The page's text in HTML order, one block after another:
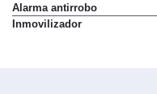
Alarma antirrobo
Inmovilizador